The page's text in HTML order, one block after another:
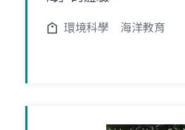
環境科學 海洋教育